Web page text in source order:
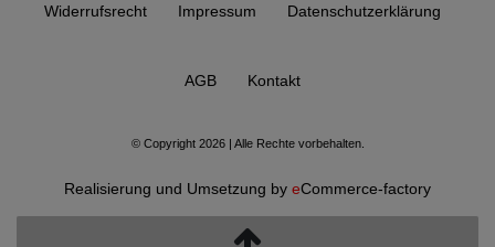
Widerrufs­recht Impressum Daten­schutz­erklärung
AGB Kontakt
© Copyright 2026 | Alle Rechte vorbehalten.
Realisierung und Umsetzung by eCommerce-factory